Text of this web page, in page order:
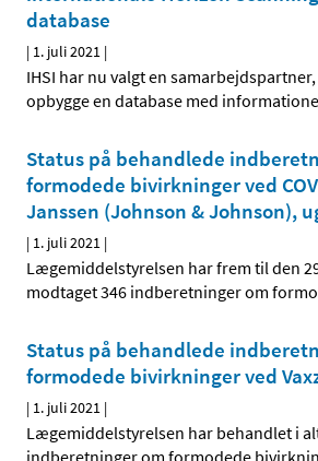
database
| 1. juli 2021 |
IHSI har nu valgt en
opbygge en database med
Status på behandlede
formodede bivirkninger ved
Janssen (Johnson & Johnson),
| 1. juli 2021 |
Lægemiddelstyrelsen har frem til den
modtaget 346 indberetninger om
Status på behandlede
formodede bivirkninger ved
| 1. juli 2021 |
Lægemiddelstyrelsen har behandlet i